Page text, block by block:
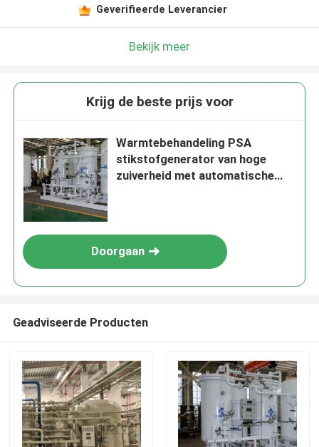
Geverifieerde Leverancier
Bekijk meer
Krijg de beste prijs voor
Warmtebehandeling PSA
stikstofgenerator van hoge
zuiverheid met automatische
Doorgaan
Geadviseerde Producten